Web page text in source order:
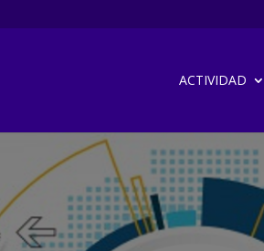
ACTIVIDAD